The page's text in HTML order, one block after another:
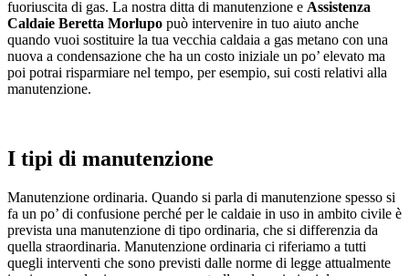
fuoriuscita di gas. La nostra ditta di manutenzione e Assistenza
Caldaie Beretta Morlupo può intervenire in tuo aiuto anche
quando vuoi sostituire la tua vecchia caldaia a gas metano con una
nuova a condensazione che ha un costo iniziale un po’ elevato ma
poi potrai risparmiare nel tempo, per esempio, sui costi relativi alla
manutenzione.
I tipi di manutenzione
Manutenzione ordinaria. Quando si parla di manutenzione spesso si
fa un po’ di confusione perché per le caldaie in uso in ambito civile è
prevista una manutenzione di tipo ordinaria, che si differenzia da
quella straordinaria. Manutenzione ordinaria ci riferiamo a tutti
quegli interventi che sono previsti dalle norme di legge attualmente